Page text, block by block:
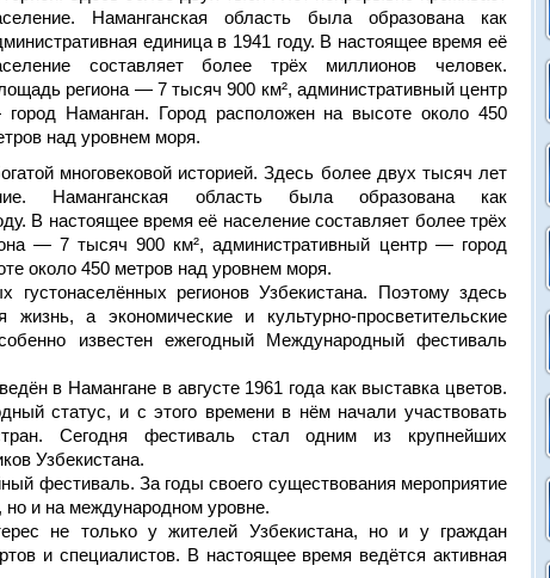
Наманганская область была образована как
единица в 1941 году. В настоящее время её
составляет более трёх миллионов человек.
региона — 7 тысяч 900 км², административный центр
Наманган. Город расположен на высоте около 450
над уровнем моря.
многовековой историей. Здесь более двух тысяч лет
Наманганская область была образована как
В настоящее время её население составляет более трёх
— 7 тысяч 900 км², административный центр — город
около 450 метров над уровнем моря.
регионов Узбекистана. Поэтому здесь
жизнь, а экономические и культурно-просветительские
известен ежегодный Международный фестиваль
в Намангане в августе 1961 года как выставка цветов.
статус, и с этого времени в нём начали участвовать
Сегодня фестиваль стал одним из крупнейших
Узбекистана.
фестиваль. За годы своего существования мероприятие
но и на международном уровне.
не только у жителей Узбекистана, но и у граждан
и специалистов. В настоящее время ведётся активная